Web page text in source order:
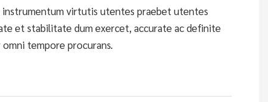
instrumentum virtutis utentes praebet utentes
et stabilitate dum exercet, accurate ac definite
tempore procurans.